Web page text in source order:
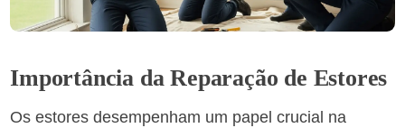
Importância da Reparação de Estores
Os estores desempenham um papel crucial na